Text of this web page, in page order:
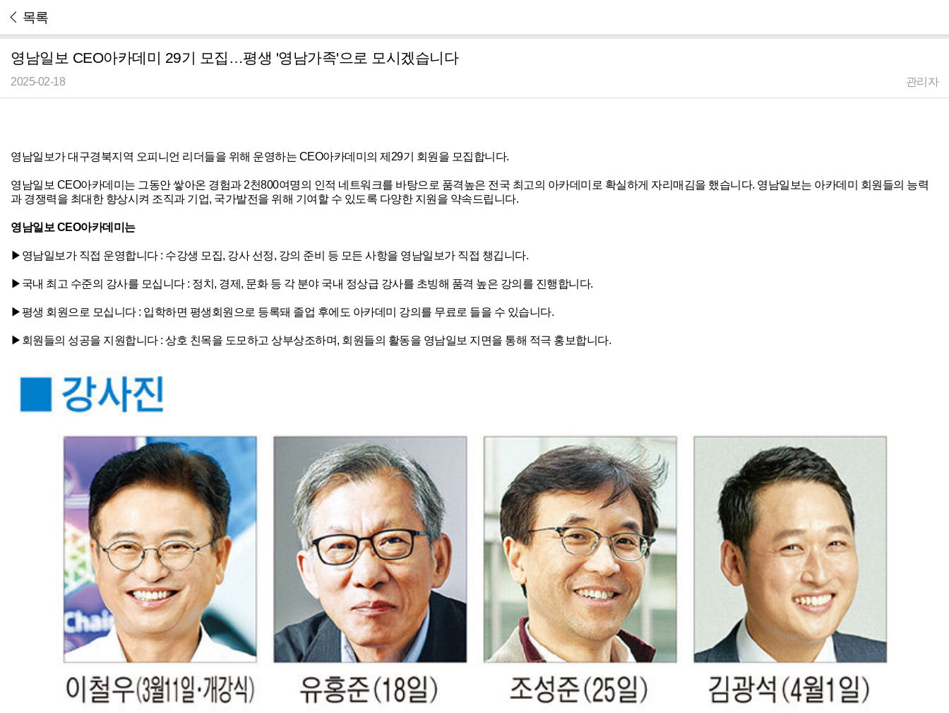
목록
영남일보 CEO아카데미 29기 모집…평생 '영남가족'으로 모시겠습니다
2025-02-18 관리자
영남일보가 대구경북지역 오피니언 리더들을 위해 운영하는 CEO아카데미의 제29기 회원을 모집합니다.
영남일보 CEO아카데미는 그동안 쌓아온 경험과 2천800여명의 인적 네트워크를 바탕으로 품격높은 전국 최고의 아카데미로 확실하게 자리매김을 했습니다. 영남일보는 아카데미 회원들의 능력
과 경쟁력을 최대한 향상시켜 조직과 기업, 국가발전을 위해 기여할 수 있도록 다양한 지원을 약속드립니다.
영남일보 CEO아카데미는
▶영남일보가 직접 운영합니다 : 수강생 모집, 강사 선정, 강의 준비 등 모든 사항을 영남일보가 직접 챙깁니다.
▶국내 최고 수준의 강사를 모십니다 : 정치, 경제, 문화 등 각 분야 국내 정상급 강사를 초빙해 품격 높은 강의를 진행합니다.
▶평생 회원으로 모십니다 : 입학하면 평생회원으로 등록돼 졸업 후에도 아카데미 강의를 무료로 들을 수 있습니다.
▶회원들의 성공을 지원합니다 : 상호 친목을 도모하고 상부상조하며, 회원들의 활동을 영남일보 지면을 통해 적극 홍보합니다.